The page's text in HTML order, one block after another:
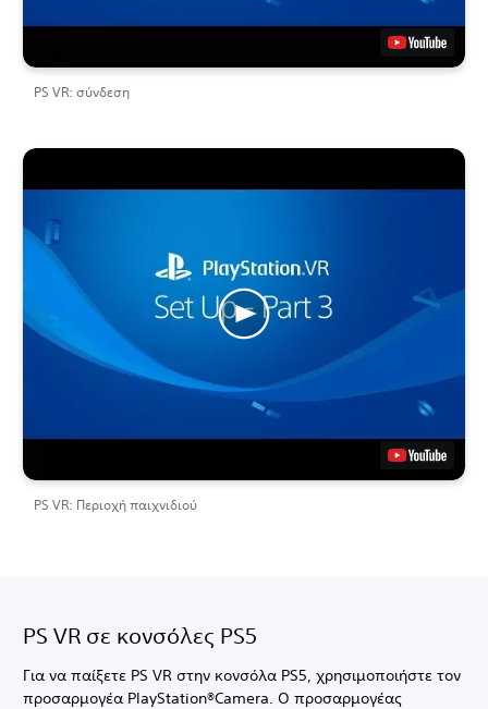
PS VR: σύνδεση
PS VR: Περιοχή παιχνιδιού
PS VR σε κονσόλες PS5
Για να παίξετε PS VR στην κονσόλα PS5, χρησιμοποιήστε τον
προσαρμογέα PlayStation®Camera. Ο προσαρμογέας